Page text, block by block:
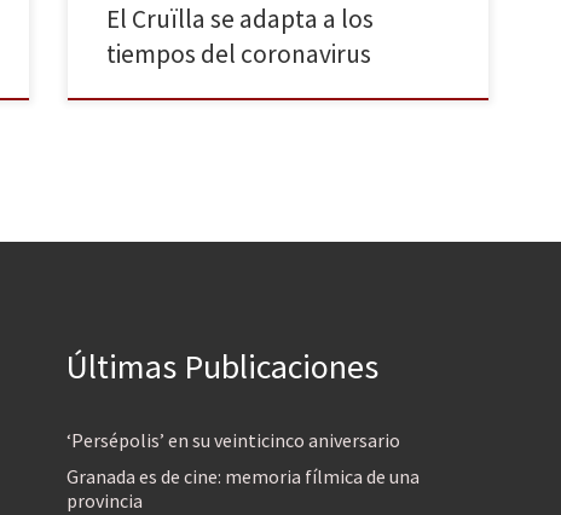
El Cruïlla se adapta a los
tiempos del coronavirus
Últimas Publicaciones
‘Persépolis’ en su veinticinco aniversario
Granada es de cine: memoria fílmica de una
provincia